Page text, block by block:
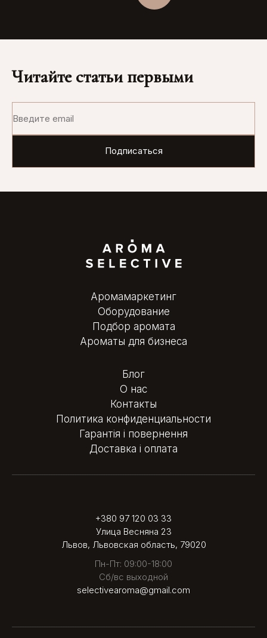
Читайте статьи первыми
Аромамаркетинг
Оборудование
Подбор аромата
Ароматы для бизнеса
Блог
О нас
Контакты
Политика конфиденциальности
Гарантія і повернення
Доставка і оплата
+380 97 120 03 33
Улица Весняна 23
Львов, Львовская область, 79020
Пн-Пт: 09:00-18:00
Сб/вс выходной
selectivearoma@gmail.com